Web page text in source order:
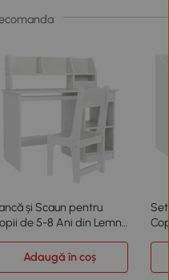
și Scaun pentru
de 5-8 Ani din Lemn
Adaugă în coș